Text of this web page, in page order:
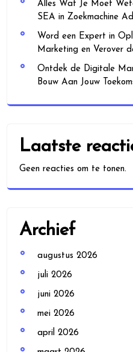
Alles Wat Je Moet
SEA in Zoekmachine
Word een Expert in
Marketing en Verover
Ontdek de Digitale
Bouw Aan Jouw
Laatste
Geen reacties om te tonen.
Archief
augustus 2026
juli 2026
juni 2026
mei 2026
april 2026